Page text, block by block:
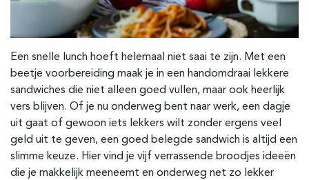
Een snelle lunch hoeft helemaal niet saai te zijn. Met een
beetje voorbereiding maak je in een handomdraai lekkere
sandwiches die niet alleen goed vullen, maar ook heerlijk
vers blijven. Of je nu onderweg bent naar werk, een dagje
uit gaat of gewoon iets lekkers wilt zonder ergens veel
geld uit te geven, een goed belegde sandwich is altijd een
slimme keuze. Hier vind je vijf verrassende broodjes ideeën
die je makkelijk meeneemt en onderweg net zo lekker